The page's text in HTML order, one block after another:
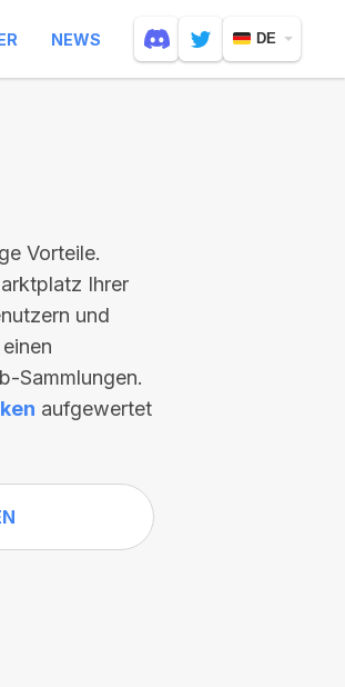
NEWS DE
Vorteile.
Ihrer
und
Sammlungen.
aufgewertet